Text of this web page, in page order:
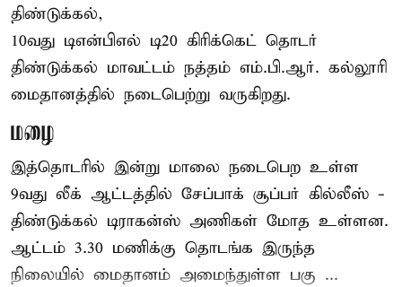
திண்டுக்கல்,
10வது டிஎன்பிஎல் டி20 கிரிக்கெட் தொடர்
திண்டுக்கல் மாவட்டம் நத்தம் எம்.பி.ஆர். கல்லூரி
மைதானத்தில் நடைபெற்று வருகிறது.
மழை
இத்தொடரில் இன்று மாலை நடைபெற உள்ள
9வது லீக் ஆட்டத்தில் சேப்பாக் சூப்பர் கில்லீஸ் -
திண்டுக்கல் டிராகன்ஸ் அணிகள் மோத உள்ளன.
ஆட்டம் 3.30 மணிக்கு தொடங்க இருந்த
நிலையில் மைதானம் அமைந்துள்ள பகு ...